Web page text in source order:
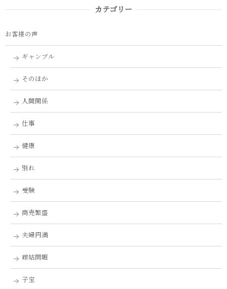
カテゴリー
お客様の声
ギャンブル
そのほか
人間関係
仕事
健康
別れ
受験
商売繁盛
夫婦円満
嫁姑問題
子宝